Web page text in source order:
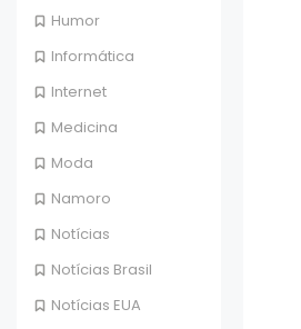
Humor
Informática
Internet
Medicina
Moda
Namoro
Notícias
Notícias Brasil
Notícias EUA